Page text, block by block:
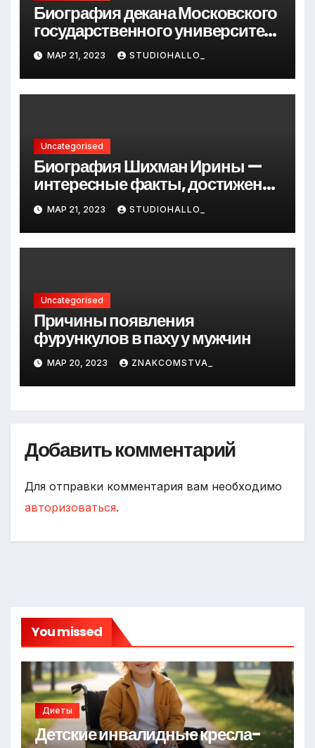
Биография декана Московского
государственного университета
Андрея Сидорова — от студента
до руководителя
МАР 21, 2023 STUDIOHALLO_
Uncategorised
Биография Шихман Ирины —
интересные факты, достижения
и путь к успеху
МАР 21, 2023 STUDIOHALLO_
Uncategorised
Причины появления
фурункулов в паху у мужчин
МАР 20, 2023 ZNAKCOMSTVA_
Добавить комментарий
Для отправки комментария вам необходимо
авторизоваться.
You missed
Диеты
Детские инвалидные кресла-